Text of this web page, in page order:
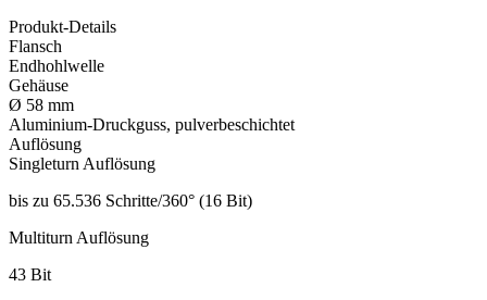
Produkt-Details
Flansch
Endhohlwelle
Gehäuse
Ø 58 mm
Aluminium-Druckguss, pulverbeschichtet
Auflösung
Singleturn Auflösung
bis zu 65.536 Schritte/360° (16 Bit)
Multiturn Auflösung
43 Bit